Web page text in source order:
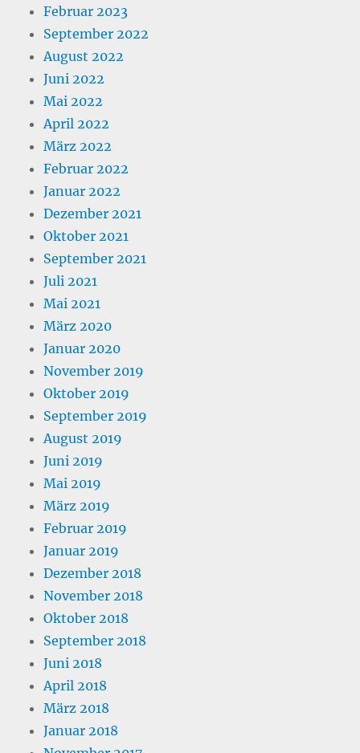
Februar 2023
September 2022
August 2022
Juni 2022
Mai 2022
April 2022
März 2022
Februar 2022
Januar 2022
Dezember 2021
Oktober 2021
September 2021
Juli 2021
Mai 2021
März 2020
Januar 2020
November 2019
Oktober 2019
September 2019
August 2019
Juni 2019
Mai 2019
März 2019
Februar 2019
Januar 2019
Dezember 2018
November 2018
Oktober 2018
September 2018
Juni 2018
April 2018
März 2018
Januar 2018